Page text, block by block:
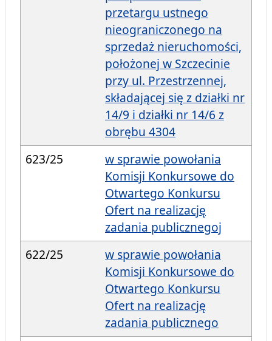
przetargu ustnego
nieograniczonego na
sprzedaż nieruchomości,
położonej w Szczecinie
przy ul. Przestrzennej,
składającej się z działki nr
14/9 i działki nr 14/6 z
obrębu 4304
623/25
w sprawie powołania
Komisji Konkursowe do
Otwartego Konkursu
Ofert na realizację
zadania publicznegoj
622/25
w sprawie powołania
Komisji Konkursowe do
Otwartego Konkursu
Ofert na realizację
zadania publicznego